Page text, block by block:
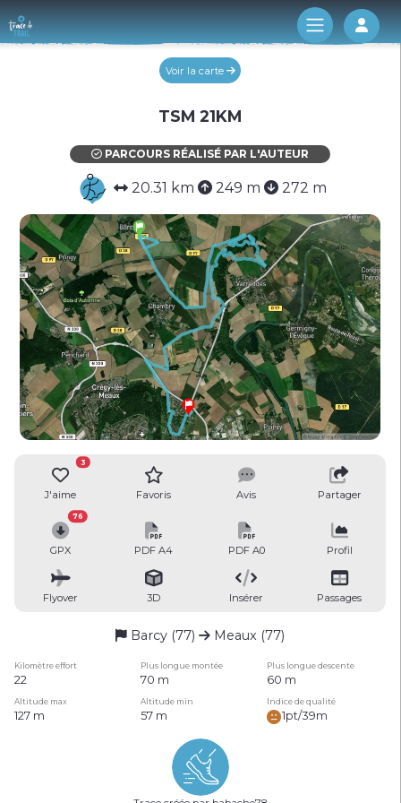
Log
Voir la carte
TSM 21KM
PARCOURS RÉALISÉ PAR L'AUTEUR
20.31 km 249 m 272 m
J'aime
3
Favoris Avis Partager
GPX
76
PDF A4 PDF A0 Profil
Flyover 3D Insérer Passages
Barcy (77) Meaux (77)
Kilomètre effort Plus longue montée Plus longue descente
22 70 m 60 m
Altitude max Altitude min Indice de qualité
127 m 57 m 1pt/39m